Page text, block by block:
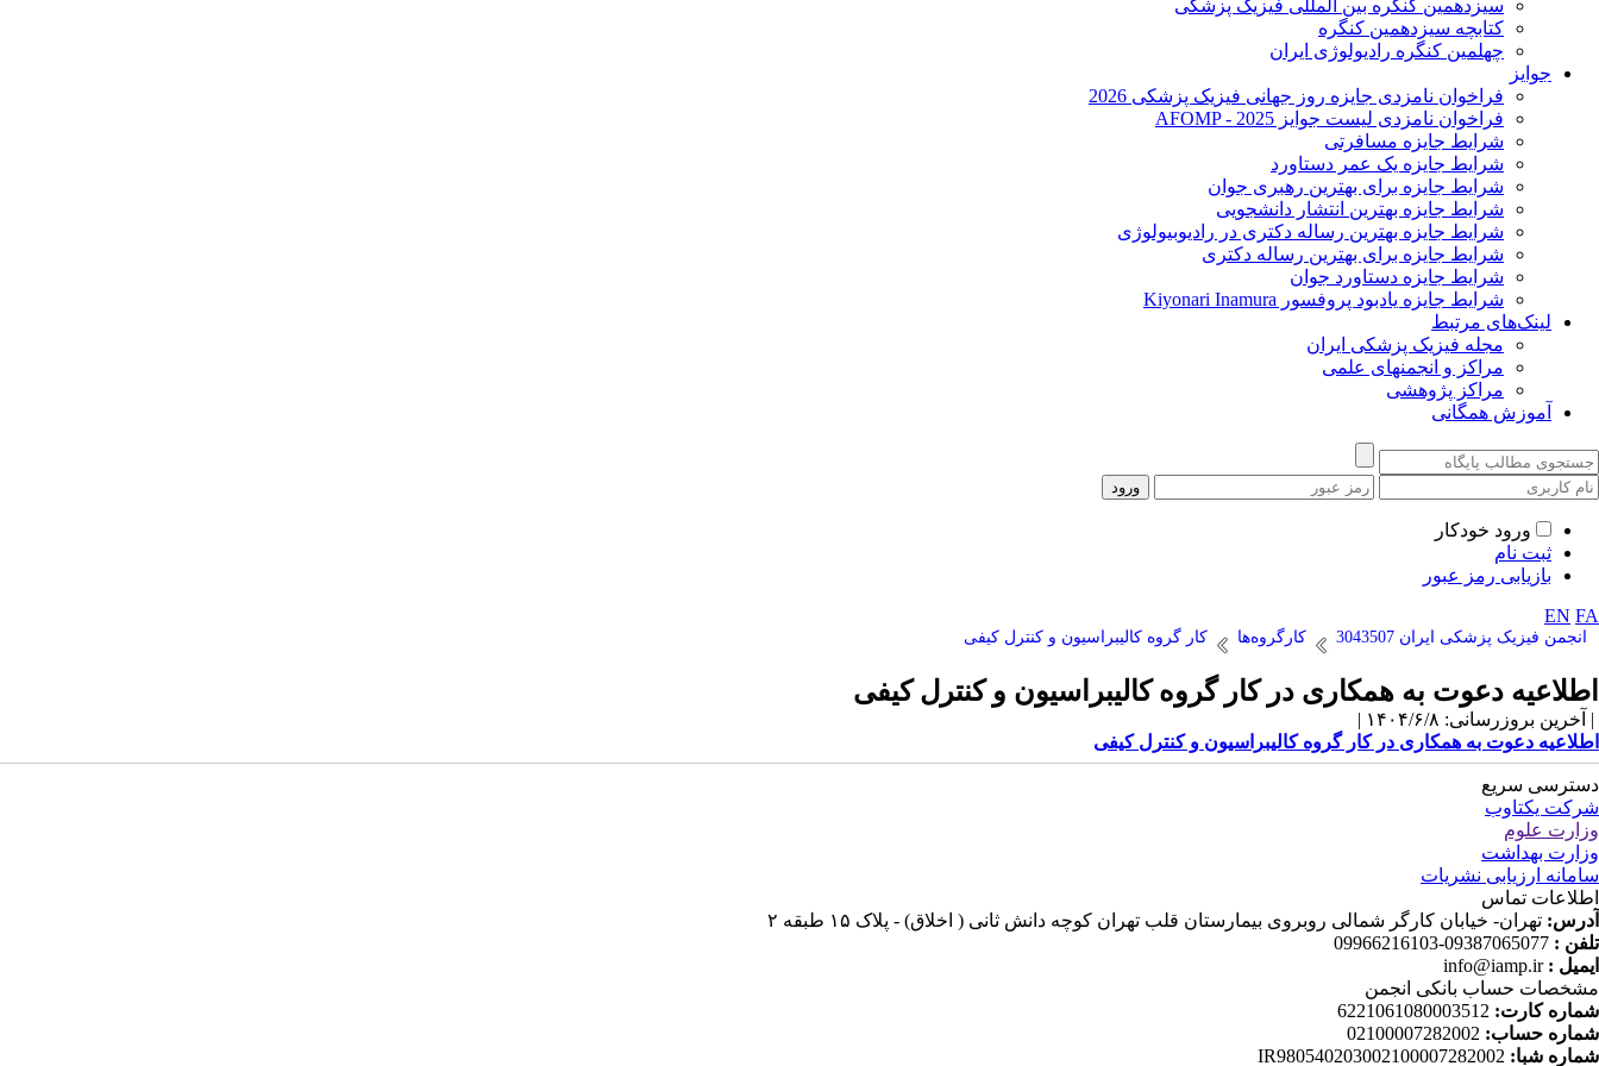
سیزدهمین کنگره بین المللی فیزیک پزشکی
کتابچه سیزدهمین کنگره
چهلمین کنگره رادیولوژی ایران
جوایز
فراخوان نامزدی جایزه روز جهانی فیزیک پزشکی 2026
فراخوان نامزدی لیست جوایز AFOMP - 2025
شرایط جایزه مسافرتی
شرایط جایزه یک عمر دستاورد
شرایط جایزه برای بهترین رهبری جوان
شرایط جایزه بهترین انتشار دانشجویی
شرایط جایزه بهترین رساله دکتری در رادیوبیولوژی
شرایط جایزه برای بهترین رساله دکتری
شرایط جایزه دستاورد جوان
شرایط جایزه یادبود پروفسور Kiyonari Inamura
لینک‌های مرتبط
مجله فیزیک پزشکی ایران
مراکز و انجمنهای علمی
مراکز پژوهشی
آموزش همگانی
ورود خودکار
ثبت نام
بازیابی رمز عبور
EN FA
انجمن فیزیک پزشکی ایران 3043507 کارگروه‌ها کار گروه کالیبراسیون و کنترل کیفی
اطلاعیه دعوت به همکاری در کار گروه کالیبراسیون و کنترل کیفی
| آخرین بروزرسانی: ۱۴۰۴/۶/۸ |
اطلاعیه دعوت به همکاری در کار گروه کالیبراسیون و کنترل کیفی
دسترسی سریع
شرکت یکتاوب
وزارت علوم
وزارت بهداشت
سامانه ارزیابی نشریات
اطلاعات تماس
آدرس: تهران- خیابان کارگر شمالی روبروی بیمارستان قلب تهران کوچه دانش ثانی ( اخلاق) - پلاک ۱۵ طبقه ۲
تلفن : 09387065077-09966216103
ایمیل :info@iamp.ir
مشخصات حساب بانکی انجمن
شماره کارت: 6221061080003512
شماره حساب: 02100007282002
شماره شبا: IR980540203002100007282002